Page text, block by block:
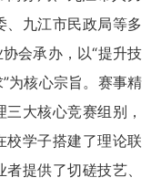
、九江市民政局等多
会承办，以“提升技
为核心宗旨。赛事精
大核心竞赛组别，
校学子搭建了理论联
提供了切磋技艺、